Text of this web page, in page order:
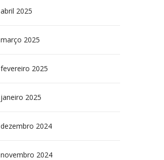
abril 2025
março 2025
fevereiro 2025
janeiro 2025
dezembro 2024
novembro 2024